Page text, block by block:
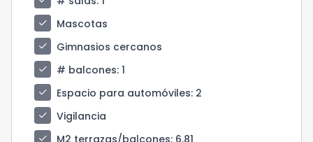
check
Mascotas
check
Gimnasios cercanos
check
# balcones: 1
check
Espacio para automóviles: 2
check
Vigilancia
check
M2 terrazas/balcones: 6.81